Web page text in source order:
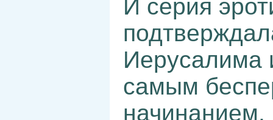
И серия
Иерусалима
самым
начинанием,